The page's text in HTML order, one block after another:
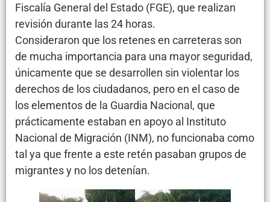
Fiscalía General del Estado (FGE), que realizan
revisión durante las 24 horas.
Consideraron que los retenes en carreteras son
de mucha importancia para una mayor seguridad,
únicamente que se desarrollen sin violentar los
derechos de los ciudadanos, pero en el caso de
los elementos de la Guardia Nacional, que
prácticamente estaban en apoyo al Instituto
Nacional de Migración (INM), no funcionaba como
tal ya que frente a este retén pasaban grupos de
migrantes y no los detenían.